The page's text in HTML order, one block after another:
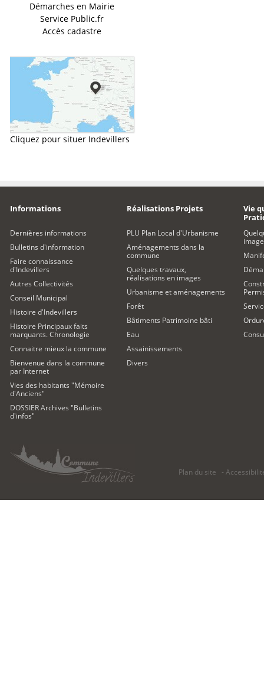
Démarches en Mairie
Service Public.fr
Accès cadastre
Cliquez pour situer Indevillers
Informations
Dernières informations
Bulletins d'information
Faire connaissance
d'Indevillers
Autres Collectivités
Conseil Municipal
Histoire d'Indevillers
Histoire Principaux faits
marquants. Chronologie
Connaitre mieux la commune
Bienvenue dans la commune
par Internet
Vies des habitants "Mémoire
d'Anciens"
DOSSIER Archives "Bulletins
d'infos"
Réalisations Projets
PLU Plan Local d'Urbanisme
Aménagements dans la
commune
Quelques travaux,
réalisations en images
Urbanisme et aménagements
Forêt
Bâtiments Patrimoine bâti
Eau
Assainissements
Divers
Vie
Plan du site